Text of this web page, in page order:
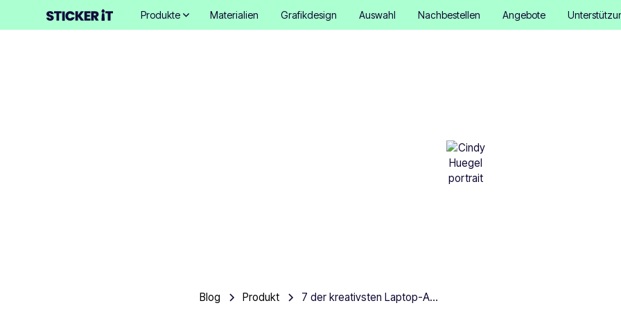
Produkte Materialien Grafikdesign Auswahl Nachbestellen Angebote
Blog Produkt 7 der kreativsten Laptop-Aufkleber, die wir je gesehen haben